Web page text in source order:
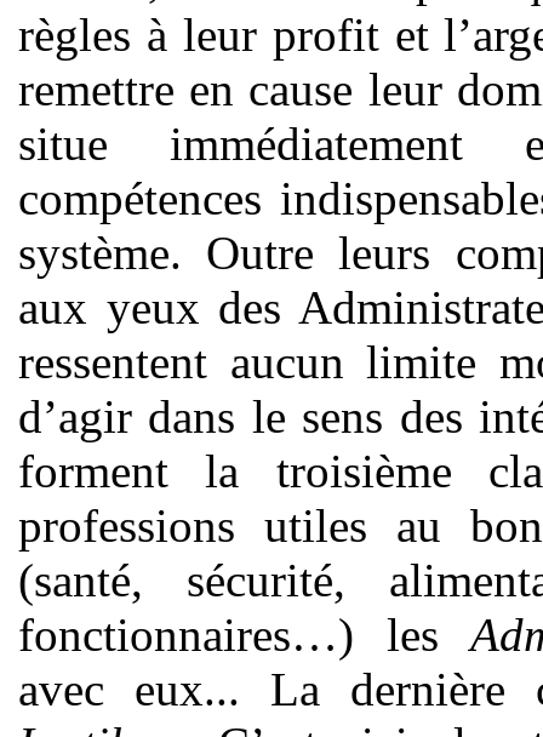
règles à leur profit et
remettre en cause leur
situe immédiatement
compétences
système. Outre leurs
aux yeux des
ressentent aucun limite
d’agir dans le sens des
forment la troisième
professions utiles au
(santé, sécurité,
fonctionnaires…) les
avec eux... La dernière